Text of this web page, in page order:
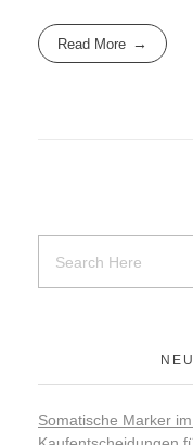
Read More
Somatische Marker